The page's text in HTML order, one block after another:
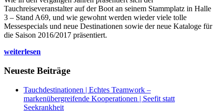
Tauchreiseveranstalter auf der Boot an seinem Stammplatz in Halle
3 – Stand A69, und wie gewohnt werden wieder viele tolle
Messespecials und neue Destinationen sowie der neue Kataloge für
die Saison 2016/2017 präsentiert.
weiterlesen
Neueste Beiträge
Tauchdestinationen | Echtes Teamwork –
markenübergreifende Kooperationen | Seefit statt
Seekrankheit